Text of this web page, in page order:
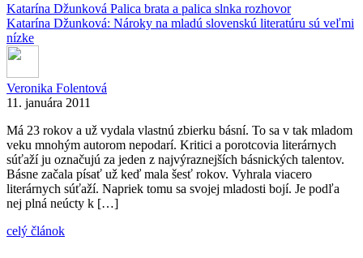
Katarína Džunková Palica brata a palica slnka rozhovor
Katarína Džunková: Nároky na mladú slovenskú literatúru sú veľmi
nízke
Veronika Folentová
11. januára 2011
Má 23 rokov a už vydala vlastnú zbierku básní. To sa v tak mladom
veku mnohým autorom nepodarí. Kritici a porotcovia literárnych
súťaží ju označujú za jeden z najvýraznejších básnických talentov.
Básne začala písať už keď mala šesť rokov. Vyhrala viacero
literárnych súťaží. Napriek tomu sa svojej mladosti bojí. Je podľa
nej plná neúcty k […]
celý článok